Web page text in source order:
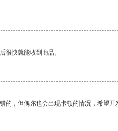
很快就能收到商品。
的，但偶尔也会出现卡顿的情况，希望开